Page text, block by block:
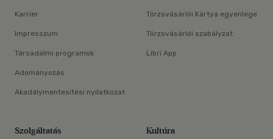
Karrier
Impresszum
Társadalmi programok
Adományozás
Akadálymentesítési nyilatkozat
Törzsvásárlói Kártya egyenlege
Törzsvásárlói szabályzat
Libri App
Szolgáltatás Kultúra